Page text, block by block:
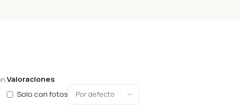
Valoraciones
Solo con fotos